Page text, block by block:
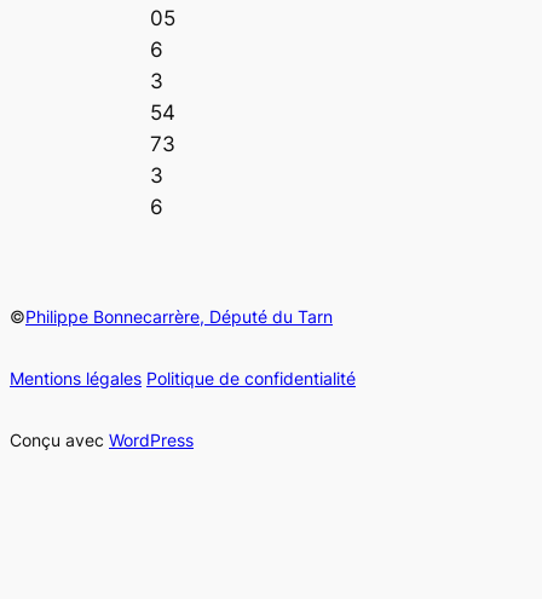
05
6
3
54
73
3
6
©Philippe Bonnecarrère, Député du Tarn
Mentions légales Politique de confidentialité
Conçu avec WordPress